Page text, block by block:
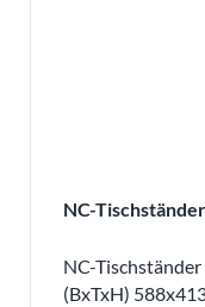
NC-Tischständer
NC-
(BxTxH)